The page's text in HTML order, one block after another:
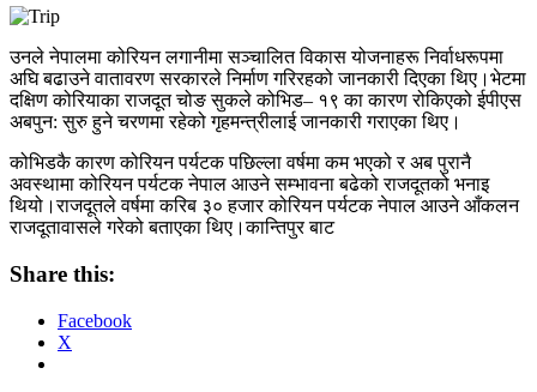
उनले नेपालमा कोरियन लगानीमा सञ्चालित विकास योजनाहरू निर्वाधरूपमा
अघि बढाउने वातावरण सरकारले निर्माण गरिरहको जानकारी दिएका थिए।भेटमा
दक्षिण कोरियाका राजदूत चोङ सुकले कोभिड– १९ का कारण रोकिएको ईपीएस
अबपुन: सुरु हुने चरणमा रहेको गृहमन्त्रीलाई जानकारी गराएका थिए।
कोभिडकै कारण कोरियन पर्यटक पछिल्ला वर्षमा कम भएको र अब पुरानै
अवस्थामा कोरियन पर्यटक नेपाल आउने सम्भावना बढेको राजदूतको भनाइ
थियो।राजदूतले वर्षमा करिब ३० हजार कोरियन पर्यटक नेपाल आउने आँकलन
राजदूतावासले गरेको बताएका थिए।कान्तिपुर बाट
Share this:
Facebook
X